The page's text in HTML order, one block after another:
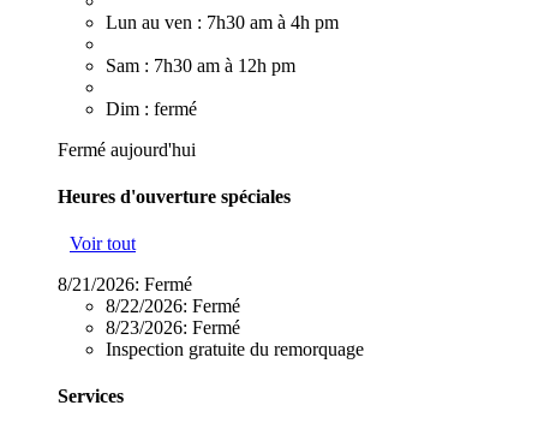
Lun au ven : 7h30 am à 4h pm
Sam : 7h30 am à 12h pm
Dim : fermé
Fermé aujourd'hui
Heures d'ouverture spéciales
Voir tout
8/21/2026: Fermé
8/22/2026: Fermé
8/23/2026: Fermé
Inspection gratuite du remorquage
Services